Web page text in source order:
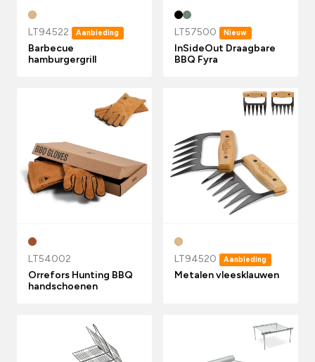
LT94522 Aanbieding
Barbecue
hamburgergrill
LT57500 Nieuw
InSideOut Draagbare
BBQ Fyra
LT54002
Orrefors Hunting BBQ
handschoenen
LT94520 Aanbieding
Metalen vleesklauwen